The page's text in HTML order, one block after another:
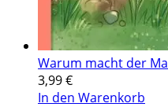
Warum macht der
3,99€
In den Warenkorb